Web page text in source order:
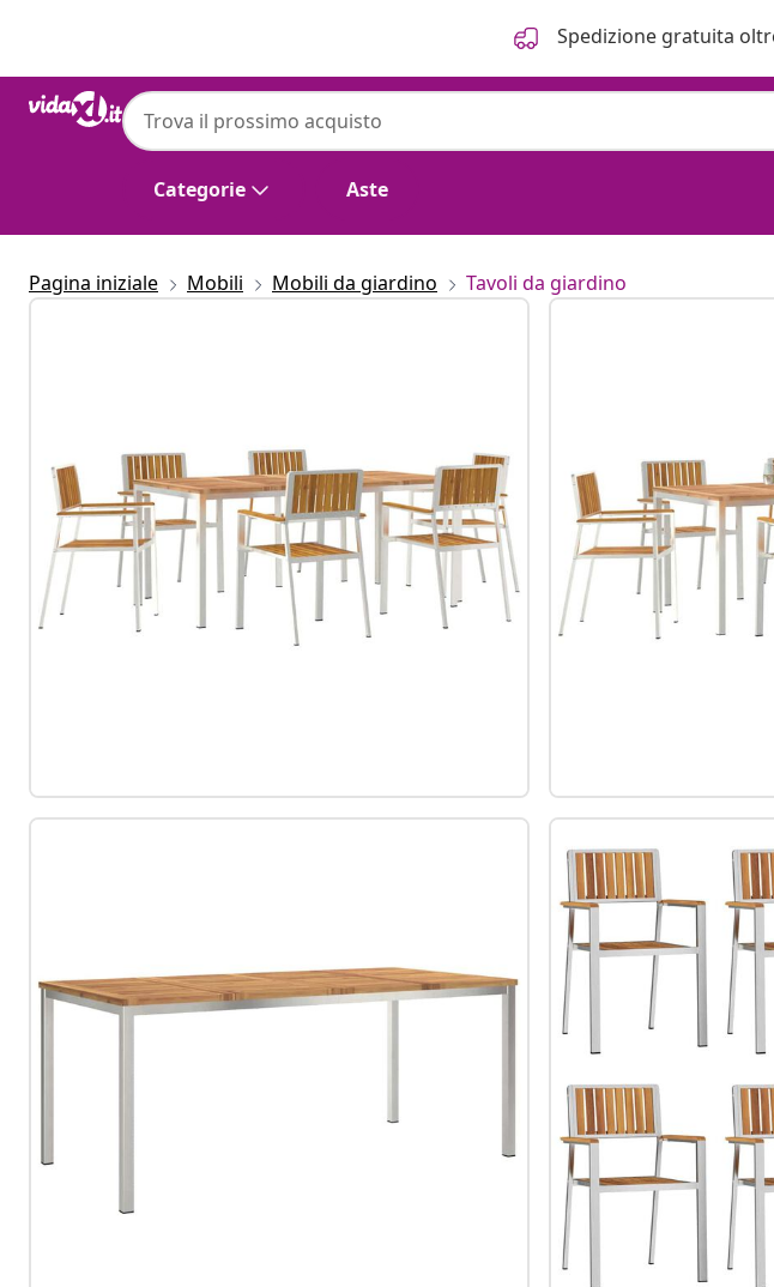
Spedizione gratuita
Categorie Aste
Pagina iniziale Mobili Mobili da giardino Tavoli da giardino